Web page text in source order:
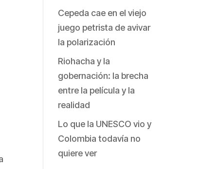
Cepeda cae en el viejo
juego petrista de avivar
la polarización
Riohacha y la
gobernación: la brecha
entre la película y la
realidad
Lo que la UNESCO vio y
Colombia todavía no
quiere ver